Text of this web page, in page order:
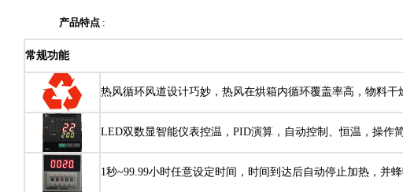
产品特点 :
常规功能
热风循环风道设计巧妙，热风在烘箱内循环覆盖率高，物料干
LED双数显智能仪表控温，PID演算，自动控制、恒温，操作
1秒~99.99小时任意设定时间，时间到达后自动停止加热，并